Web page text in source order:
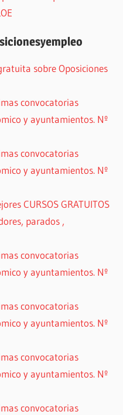
sobre Oposiciones
convocatorias
y ayuntamientos. Nº
convocatorias
y ayuntamientos. Nº
CURSOS GRATUITOS
parados ,
convocatorias
y ayuntamientos. Nº
convocatorias
y ayuntamientos. Nº
convocatorias
y ayuntamientos. Nº
convocatorias